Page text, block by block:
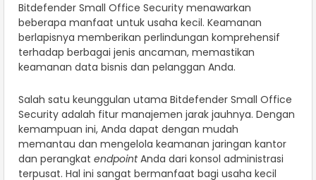
Bitdefender Small Office Security menawarkan
beberapa manfaat untuk usaha kecil. Keamanan
berlapisnya memberikan perlindungan komprehensif
terhadap berbagai jenis ancaman, memastikan
keamanan data bisnis dan pelanggan Anda.
Salah satu keunggulan utama Bitdefender Small Office
Security adalah fitur manajemen jarak jauhnya. Dengan
kemampuan ini, Anda dapat dengan mudah
memantau dan mengelola keamanan jaringan kantor
dan perangkat endpointAnda dari konsol administrasi
terpusat. Hal ini sangat bermanfaat bagi usaha kecil